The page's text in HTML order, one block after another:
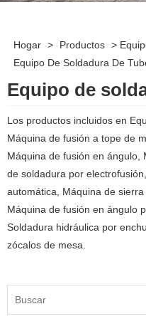
Hogar > Productos >
Equipo De Soldadura De
Equipo de
Los productos incluidos en
Máquina de fusión a tope de
Máquina de fusión en ángulo,
de soldadura por
automática, Máquina de
Máquina de fusión en ángulo
Soldadura hidráulica por
zócalos de mesa.